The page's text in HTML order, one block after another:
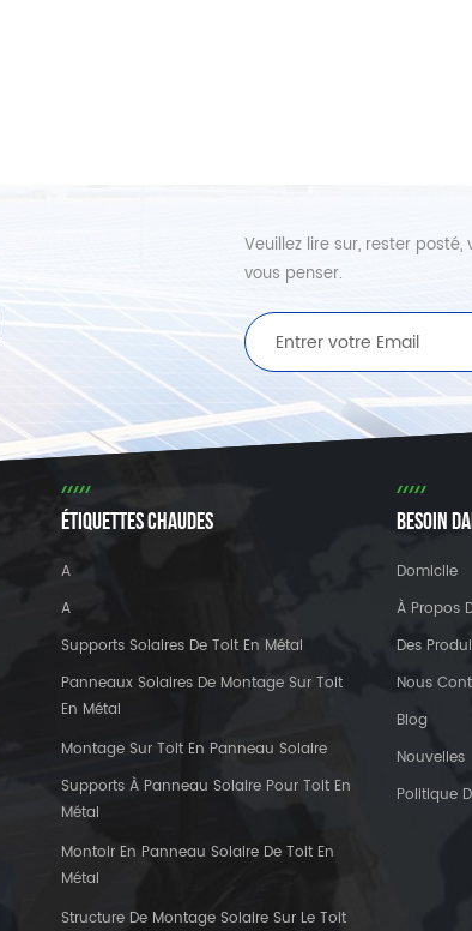
Veuillez lire sur, rester
vous penser.
ÉTIQUETTES CHAUDES
A
A
Supports Solaires De Toit En Métal
Panneaux Solaires De Montage Sur Toit
En Métal
Montage Sur Toit En Panneau Solaire
Supports À Panneau Solaire Pour Toit En
Métal
Montoir En Panneau Solaire De Toit En
Métal
Structure De Montage Solaire Sur Le Toit
BESOIN
Domicile
À Propos
Des
Nous
Blog
Nouvelles
Politique